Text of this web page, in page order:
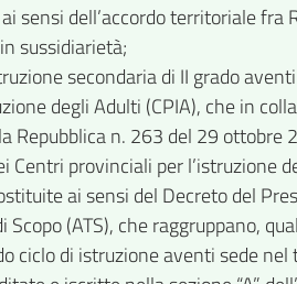
sensi dell’accordo territoriale
sussidiarietà;
secondaria di II grado
degli Adulti (CPIA), che in
Repubblica n. 263 del 29 ottobre
Centri provinciali per l’istruzione
ai sensi del Decreto del
Scopo (ATS), che raggruppano,
ciclo di istruzione aventi sede